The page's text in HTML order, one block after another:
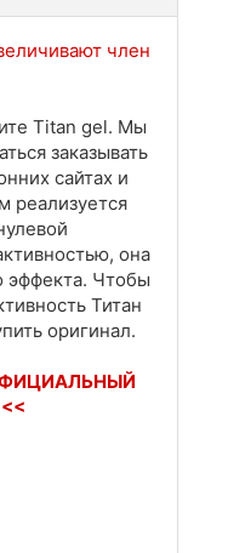
Своя вкладка
Titan gel. Мы
заказывать
сайтах и
реализуется
она
эффекта. Чтобы
Титан
оригинал.